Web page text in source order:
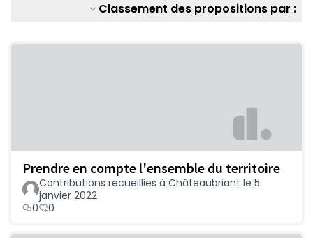
Classement des propositions par :
Prendre en compte l'ensemble du territoire
Contributions recueillies à Châteaubriant le 5
janvier 2022
0
0